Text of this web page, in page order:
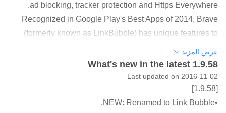
ad blocking, tracker protection and Https Everywhere.
Recognized in Google Play's Best Apps of 2014, Brave
(formerly known as LinkBubble) has unique features to
make internet browsing faster and more seamless. When
you click on a link in an app, Brave loads that webpage in
the background, leaving you free to keep using your
current app - rather than wasting your time watching
pages load.
عرض المزيد
What's new in the latest 1.9.58
Last updated on 2016-11-02
[1.9.58]
•NEW: Renamed to Link Bubble.